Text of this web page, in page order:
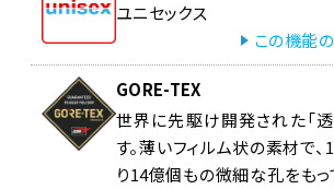
ユニセックス
この機能
GORE-TEX
世界に先駆け開発された「
す。薄いフィルム状の素材で
り14億個もの微細な孔をもっ